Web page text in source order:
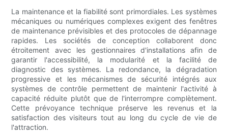
La maintenance et la fiabilité sont primordiales. Les systèmes
mécaniques ou numériques complexes exigent des fenêtres
de maintenance prévisibles et des protocoles de dépannage
rapides. Les sociétés de conception collaborent donc
étroitement avec les gestionnaires d'installations afin de
garantir l'accessibilité, la modularité et la facilité de
diagnostic des systèmes. La redondance, la dégradation
progressive et les mécanismes de sécurité intégrés aux
systèmes de contrôle permettent de maintenir l'activité à
capacité réduite plutôt que de l'interrompre complètement.
Cette prévoyance technique préserve les revenus et la
satisfaction des visiteurs tout au long du cycle de vie de
l'attraction.